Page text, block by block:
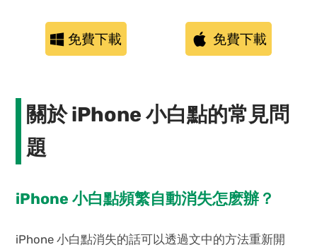
免費下載 免費下載
關於 iPhone 小白點的常見問
題
iPhone 小白點頻繁自動消失怎麽辦？
iPhone 小白點消失的話可以透過文中的方法重新開